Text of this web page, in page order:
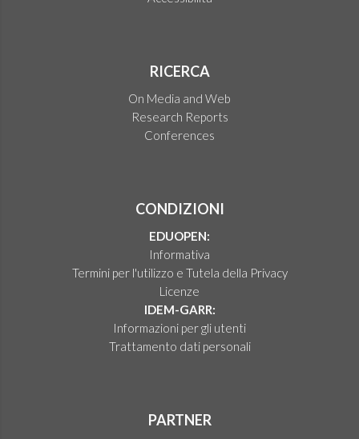
RICERCA
On Media and Web
Research Reports
Conferences
CONDIZIONI
EDUOPEN:
Informativa
Termini per l'utilizzo e Tutela della Privacy
Licenze
IDEM-GARR:
Informazioni per gli utenti
Trattamento dati personali
PARTNER